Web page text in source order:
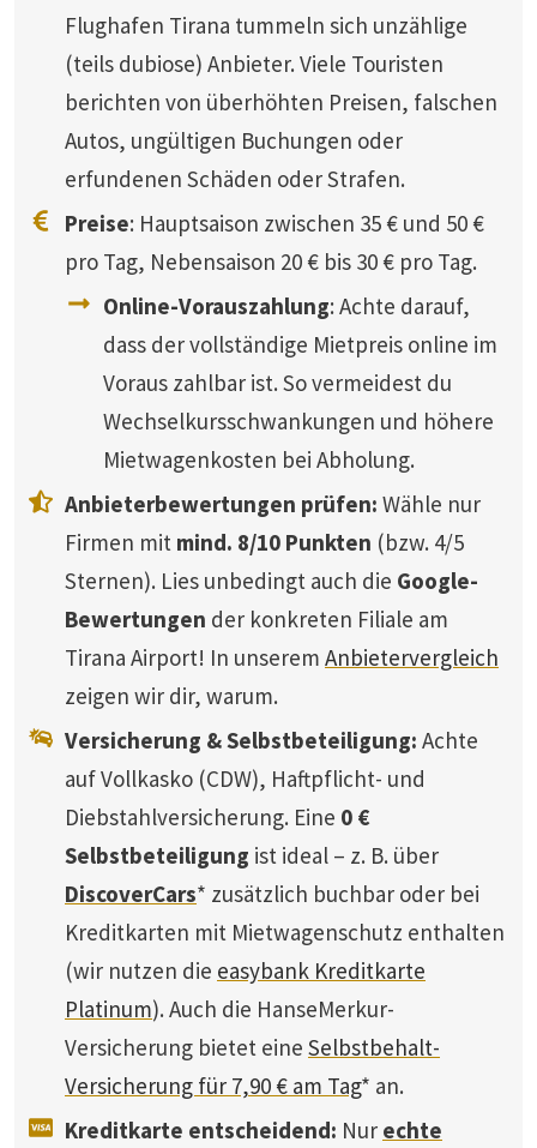
Flughafen Tirana tummeln sich unzählige
(teils dubiose) Anbieter. Viele Touristen
berichten von überhöhten Preisen, falschen
Autos, ungültigen Buchungen oder
erfundenen Schäden oder Strafen.
Preise: Hauptsaison zwischen 35 € und 50 €
pro Tag, Nebensaison 20 € bis 30 € pro Tag.
Online-Vorauszahlung: Achte darauf,
dass der vollständige Mietpreis online im
Voraus zahlbar ist. So vermeidest du
Wechselkursschwankungen und höhere
Mietwagenkosten bei Abholung.
Anbieterbewertungen prüfen: Wähle nur
Firmen mit mind. 8/10 Punkten (bzw. 4/5
Sternen). Lies unbedingt auch die Google-
Bewertungen der konkreten Filiale am
Tirana Airport! In unserem Anbietervergleich
zeigen wir dir, warum.
Versicherung & Selbstbeteiligung: Achte
auf Vollkasko (CDW), Haftpflicht- und
Diebstahlversicherung. Eine 0 €
Selbstbeteiligung ist ideal – z. B. über
DiscoverCars* zusätzlich buchbar oder bei
Kreditkarten mit Mietwagenschutz enthalten
(wir nutzen die easybank Kreditkarte
Platinum). Auch die HanseMerkur-
Versicherung bietet eine Selbstbehalt-
Versicherung für 7,90 € am Tag* an.
Kreditkarte entscheidend: Nur echte